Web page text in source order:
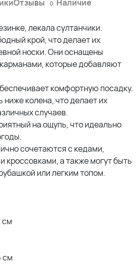
Отзывы 0 Наличие
лекала султанчики.
крой, что делает их
носки. Они оснащены
которые добавляют
комфортную посадку.
ниже колена, что делает их
случаев.
на ощупь, что идеально
сочетаются с кедами,
кроссовками, а также могут быть
или легким топом.
см
см